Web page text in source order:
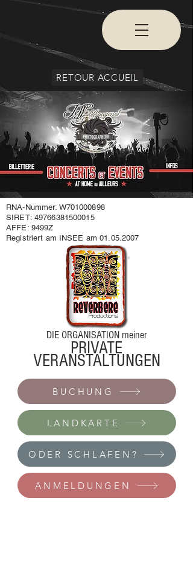
RETOUR ACCUEIL
RNA-Nummer: W701000898
SIRET: 49766381500015
AFFE: 9499Z
Registriert am INSEE am01.05.2007
DIE ORGANISATION meiner
PRIVATE
VERANSTALTUNGEN
BUCHUNG
LANDKARTE
ODER SCHLAFEN?
ANMELDUNGEN